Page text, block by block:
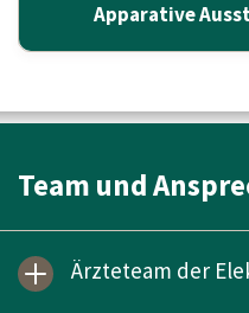
Apparative
Team und
Ärzteteam der